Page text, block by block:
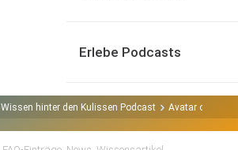
Erlebe Podcasts
Wissen hinter den Kulissen Podcast Avatar oder wie